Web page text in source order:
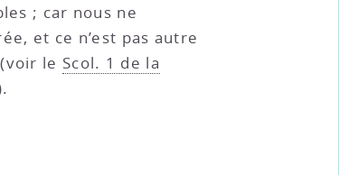
; car nous ne
et ce n’est pas autre
le Scol. 1 de la